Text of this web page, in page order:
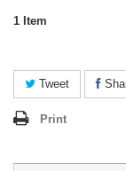
1 Item
Tweet
Print